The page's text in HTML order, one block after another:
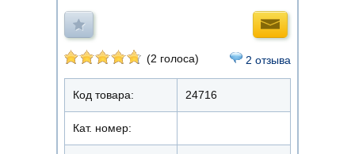
(2 голоса) 2 отзыва
Код товара: 24716
Кат. номер: